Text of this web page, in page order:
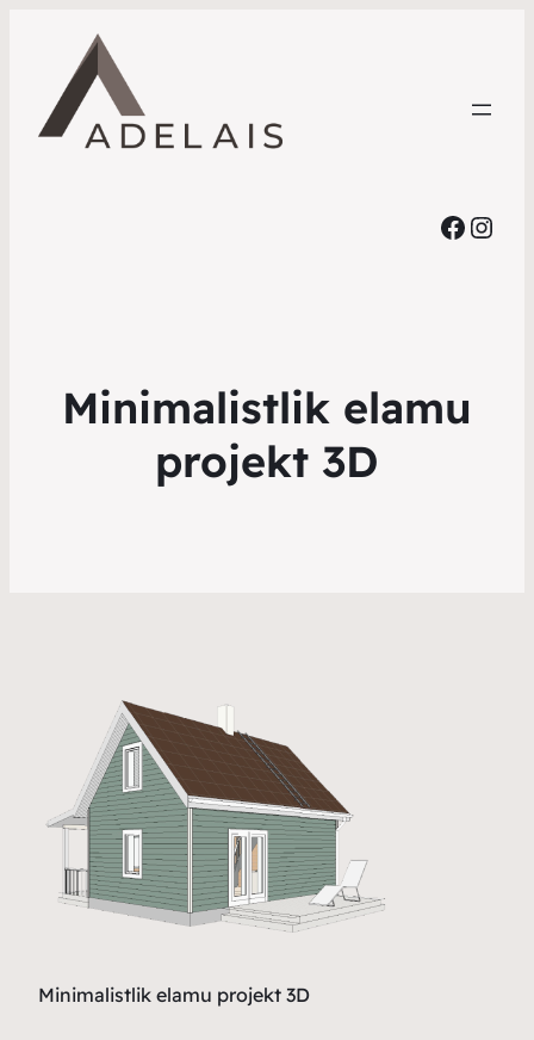
Minimalistlik elamu
projekt 3D
Minimalistlik elamu projekt 3D